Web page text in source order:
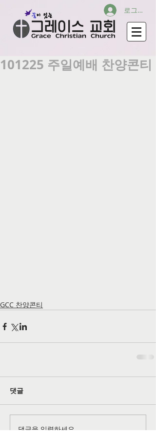
로그인
101225 주일예배 찬양콘티
GCC 찬양콘티
댓글
댓글을 입력하세요.